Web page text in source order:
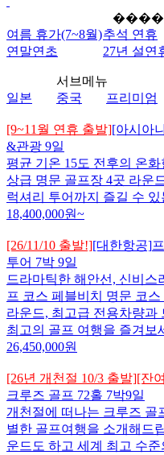
여름 휴가(7~8월)추석 연휴
연말연초
27년 설연
서브메뉴
일본
중국 프리미엄
[9~11월 연휴 출발][아시아
&관광 9일
평균 기온 15도 전후의 온
상급 명문 골프장 4곳 라운
럭셔리 투어까지 즐길 수
18,400,000원~
[26/11/10 출발!][대한항공]
투어 7박 9일
드라마틱한 해안선, 신비스
프 코스 페블비치 명문 코
라운드, 최고급 전용차량과
최고의 골프 여행을 즐겨보
26,450,000원
[26년 개천절 10/3 출발][잔
크루즈 골프 72홀 7박9일
개천절에 떠나는 크루즈 골
별한 골프여행을 소개해드
운드도 하고 세계 최고 수